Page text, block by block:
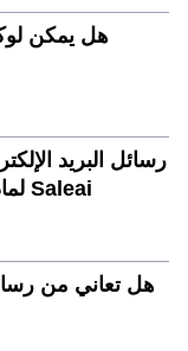
هل يمكن
رسائل البريد
لماذا يهم التوقيت في مبيعات التصدير مع Saleai
هل تعاني من